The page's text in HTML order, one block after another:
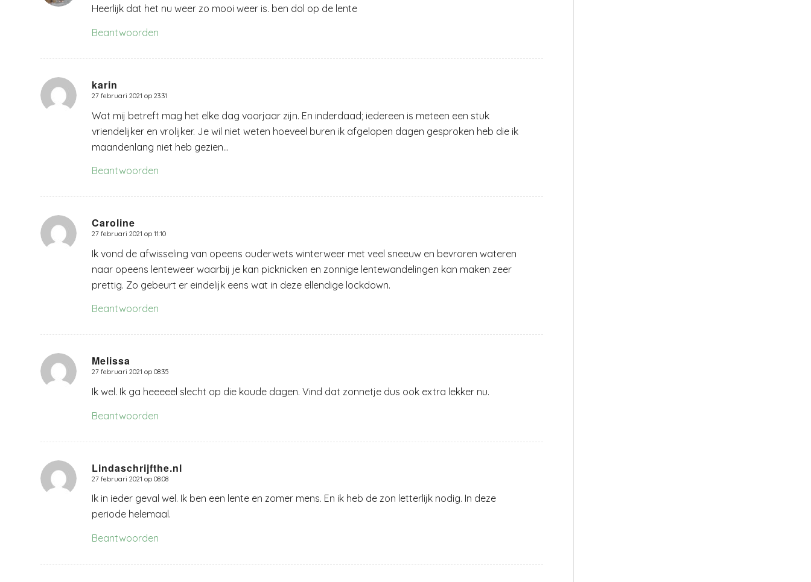
Heerlijk dat het nu weer zo mooi weer is. ben dol op de lente
Beantwoorden
karin
zegt:
27 februari 2021 op 23:31
Wat mij betreft mag het elke dag voorjaar zijn. En inderdaad; iedereen is meteen een stuk
vriendelijker en vrolijker. Je wil niet weten hoeveel buren ik afgelopen dagen gesproken heb die ik
maandenlang niet heb gezien…
Beantwoorden
Caroline
zegt:
27 februari 2021 op 11:10
Ik vond de afwisseling van opeens ouderwets winterweer met veel sneeuw en bevroren wateren
naar opeens lenteweer waarbij je kan picknicken en zonnige lentewandelingen kan maken zeer
prettig. Zo gebeurt er eindelijk eens wat in deze ellendige lockdown.
Beantwoorden
Melissa
zegt:
27 februari 2021 op 08:35
Ik wel. Ik ga heeeeel slecht op die koude dagen. Vind dat zonnetje dus ook extra lekker nu.
Beantwoorden
Lindaschrijfthe.nl
zegt:
27 februari 2021 op 08:08
Ik in ieder geval wel. Ik ben een lente en zomer mens. En ik heb de zon letterlijk nodig. In deze
periode helemaal.
Beantwoorden